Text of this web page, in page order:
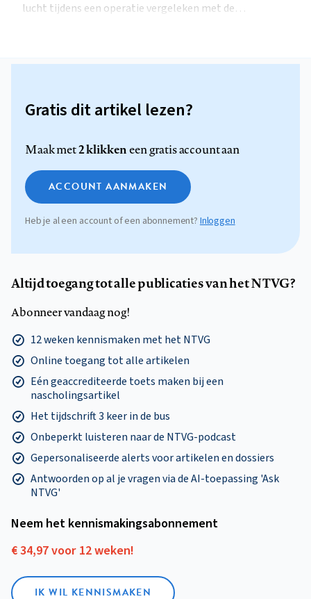
lucht tijdens een operatie vergeleken met de…
Gratis dit artikel lezen?
Maak met2 klikkeneen gratis account aan
ACCOUNT AANMAKEN
Heb je al een account of een abonnement? Inloggen
Altijd toegang tot alle publicaties van het NTVG?
Abonneer vandaag nog!
12 weken kennismaken met het NTVG
Online toegang tot alle artikelen
Eén geaccrediteerde toets maken bij een
nascholingsartikel
Het tijdschrift 3 keer in de bus
Onbeperkt luisteren naar de NTVG-podcast
Gepersonaliseerde alerts voor artikelen en dossiers
Antwoorden op al je vragen via de AI-toepassing 'Ask
NTVG'
Neem het kennismakings­abonnement
€ 34,97 voor 12 weken!
IK WIL KENNISMAKEN